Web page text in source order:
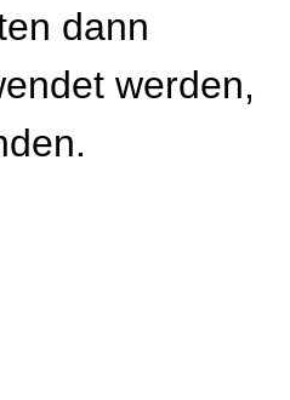
dann
werden,